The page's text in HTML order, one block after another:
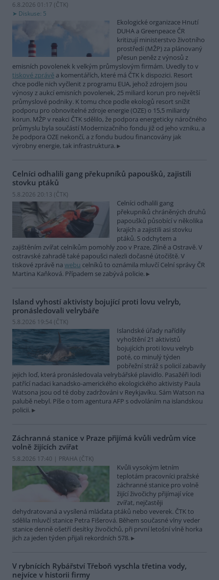
6.8.2026 01:17 (ČTK)
Diskuse: 5
Ekologické organizace Hnutí
DUHA a Greenpeace ČR
kritizují ministerstvo životního
prostředí (MŽP) za plánovaný
přesun peněz z výnosů z
emisních povolenek k velkým průmyslovým firmám. Uvedly to v
tiskové zprávě a komentářích, které má ČTK k dispozici. Resort
chce podle nich vyčlenit z programu EUA, jehož zdrojem jsou
výnosy z aukcí emisních povolenek, 25 miliard korun pro největší
průmyslové podniky. K tomu chce podle ekologů resort snížit
podporu pro obnovitelné zdroje energie (OZE) o 15,5 miliardy
korun. MŽP v reakci ČTK sdělilo, že podpora energeticky náročného
průmyslu byla součástí Modernizačního fondu již od jeho vzniku, a
že podpora OZE nekončí, a z fondu budou financovány jak
výrobny energie, tak infrastruktura.
Celníci odhalili gang překupníků papoušků, zajistili
stovku ptáků
5.8.2026 20:13 (ČTK)
Celníci odhalili gang
překupníků chráněných druhů
papoušků působící v několika
krajích a zajistili asi stovku
ptáků. S odchytem a
zajištěním zvířat celníkům pomohly zoo v Praze, Zlíně a Ostravě. V
ostravské zahradě také papoušci nalezli dočasné útočiště. V
tiskové zprávě na webu celníků to oznámila mluvčí Celní správy ČR
Martina Kaňková. Případem se zabývá policie.
Island vyhostí aktivisty bojující proti lovu velryb,
pronásledovali velrybáře
5.8.2026 19:54 (ČTK)
Islandské úřady nařídily
vyhoštění 21 aktivistů
bojujících proti lovu velryb
poté, co minulý týden
pobřežní stráž s policií zabavily
jejich loď, která pronásledovala velrybářské plavidlo. Pasažéři lodi
patřící nadaci kanadsko-amerického ekologického aktivisty Paula
Watsona jsou od té doby zadržováni v Reykjavíku. Sám Watson na
palubě nebyl. Píše o tom agentura AFP s odvoláním na islandskou
policii.
Záchranná stanice v Praze přijímá kvůli vedrům více
volně žijících zvířat
5.8.2026 17:40 | PRAHA (ČTK)
Kvůli vysokým letním
teplotám pracovníci pražské
záchranné stanice pro volně
žijící živočichy přijímají více
zvířat, nejčastěji
dehydratovaná a vysílená mláďata ptáků nebo veverek. ČTK to
sdělila mluvčí stanice Petra Fišerová. Během současné vlny veder
stanice denně ošetří desítky živočichů, při první letošní vlně horka
jich za jeden týden přijali rekordních 578.
V rybnících Rybářství Třeboň vyschla třetina vody,
nejvíce v historii firmy